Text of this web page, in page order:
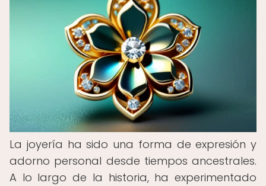
La joyería ha sido una forma de expresión y
adorno personal desde tiempos ancestrales.
A lo largo de la historia, ha experimentado